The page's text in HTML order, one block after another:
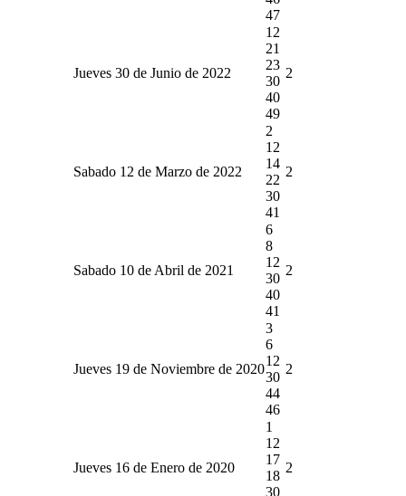
47
Jueves 30 de Junio de 2022
12
21
23
30
40
49
2
Sabado 12 de Marzo de 2022
2
12
14
22
30
41
2
Sabado 10 de Abril de 2021
6
8
12
30
40
41
2
Jueves 19 de Noviembre de 2020
3
6
12
30
44
46
2
Jueves 16 de Enero de 2020
1
12
17
18
30
2